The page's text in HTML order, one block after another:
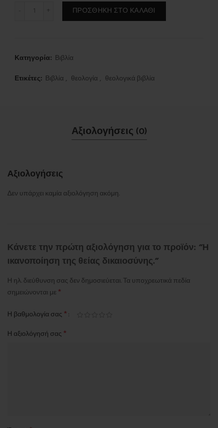
Η ικανοποίηση της θείας δικαιοσύνης. ποσότητα
ΠΡΟΣΘΉΚΗ ΣΤΟ ΚΑΛΆΘΙ
Κατηγορία: Βιβλία
Ετικέτες: Βιβλία , θεολογία , θεολογικά βιβλία
Αξιολογήσεις (0)
Αξιολογήσεις
Δεν υπάρχει καμία αξιολόγηση ακόμη.
Κάνετε την πρώτη αξιολόγηση για το προϊόν: “Η
ικανοποίηση της θείας δικαιοσύνης.”
Η ηλ. διεύθυνση σας δεν δημοσιεύεται.Τα υποχρεωτικά πεδία
σημειώνονται με *
Η βαθμολογία σας *
Η αξιολόγησή σας *